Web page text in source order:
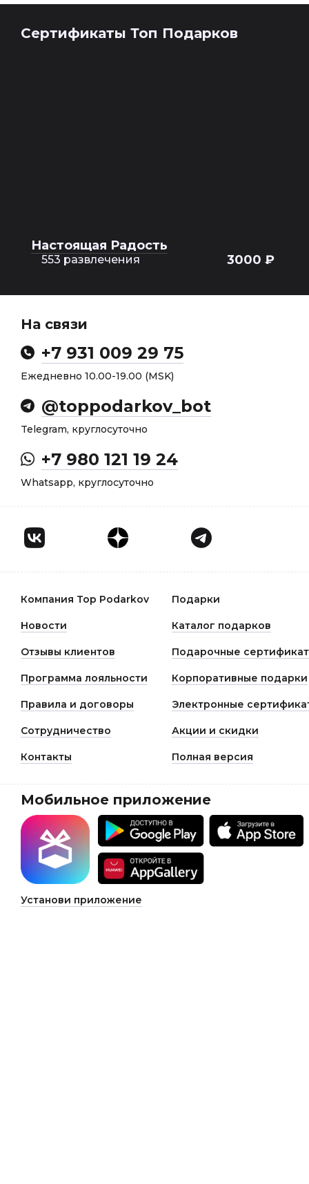
Сертификаты Топ Подарков
Настоящая Радость
553 развлечения 3000 ₽
На связи
+7 931 009 29 75
Ежедневно 10.00-19.00 (MSK)
@toppodarkov_bot
Telegram, круглосуточно
+7 980 121 19 24
Whatsapp, круглосуточно
Компания Top Podarkov Подарки
Новости Каталог подарков
Отзывы клиентов Подарочные
Программа лояльности Корпоративные подарки
Правила и договоры Электронные
Сотрудничество Акции и скидки
Контакты Полная версия
Мобильное приложение
Установи приложение